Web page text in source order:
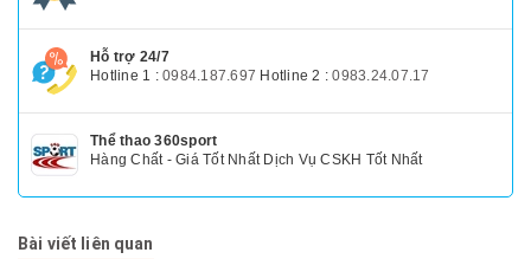
Hỗ trợ 24/7
Hotline 1 : 0984.187.697 Hotline 2 :0983.24.07.17
Thể thao 360sport
Hàng Chất - Giá Tốt Nhất Dịch Vụ CSKH Tốt Nhất
Bài viết liên quan